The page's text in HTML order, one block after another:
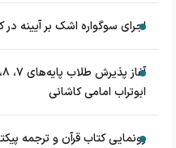
اجرای سوگواره اشک بر آیینه در
ابوتراب امامی کاشانی
رونمایی کتاب قرآن و ترجمه